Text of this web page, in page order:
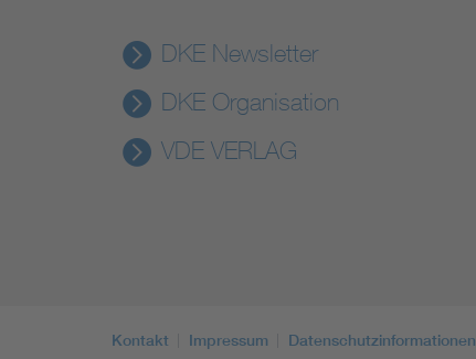
DKE Newsletter
DKE Organisation
VDE VERLAG
Kontakt Impressum Datenschutzinformationen